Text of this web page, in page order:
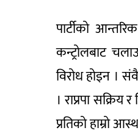
पार्टीको
कन्ट्रोलबाट
विरोध होइन ।
। राप्रपा
प्रतिको हाम्रो